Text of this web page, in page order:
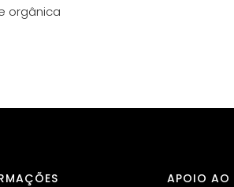
orgânica
APOIO AO